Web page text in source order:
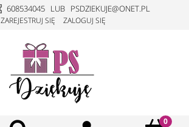
608534045LUB PSDZIEKUJE@ONET.PL
ZAREJESTRUJ SIĘ ZALOGUJ SIĘ